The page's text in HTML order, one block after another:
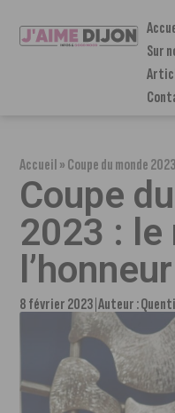
Sur
Accueil»Coupe du monde
Coupe
2023 : le
8 février 2023 Auteur :